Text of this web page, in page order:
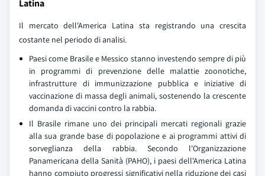
Latina
Il mercato dell'America Latina sta registrando una crescita
costante nel periodo di analisi.
Paesi come Brasile e Messico stanno investendo sempre di più
in programmi di prevenzione delle malattie zoonotiche,
infrastrutture di immunizzazione pubblica e iniziative di
vaccinazione di massa degli animali, sostenendo la crescente
domanda di vaccini contro la rabbia.
Il Brasile rimane uno dei principali mercati regionali grazie
alla sua grande base di popolazione e ai programmi attivi di
sorveglianza della rabbia. Secondo l'Organizzazione
Panamericana della Sanità (PAHO), i paesi dell'America Latina
hanno compiuto progressi significativi nella riduzione dei casi